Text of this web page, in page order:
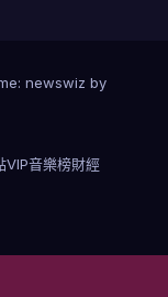
newswiz by
VIP音樂榜財經